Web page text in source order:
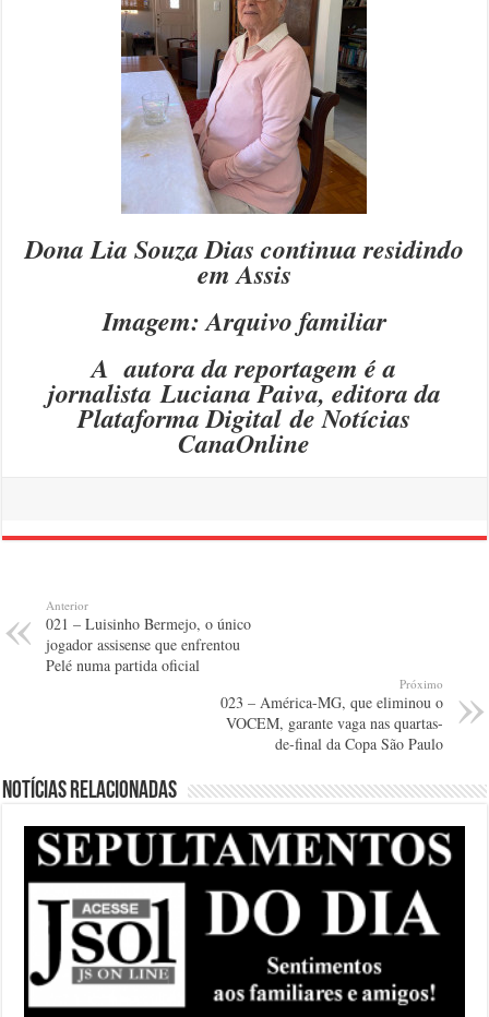
Dona Lia Souza Dias continua residindo
em Assis
Imagem: Arquivo familiar
A autora da reportagem é a
jornalista Luciana Paiva, editora da
Plataforma Digitalde Notícias
CanaOnline
Anterior
021 – Luisinho Bermejo, o único
jogador assisense que enfrentou
Pelé numa partida oficial
Próximo
023 – América-MG, que eliminou o
VOCEM, garante vaga nas quartas-
de-final da Copa São Paulo
Notícias relacionadas